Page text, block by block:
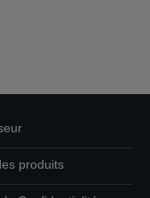
produits